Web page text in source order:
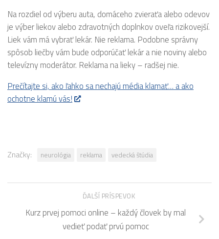
Na rozdiel od výberu auta, domáceho zvieraťa alebo odevov
je výber liekov alebo zdravotných doplnkov oveľa rizikovejší.
Liek vám má vybrať lekár. Nie reklama. Podobne správny
spôsob liečby vám bude odporúčať lekár a nie noviny alebo
televízny moderátor. Reklama na lieky – radšej nie.
Prečítajte si, ako ľahko sa nechajú média klamať… a ako
ochotne klamú vás!
Značky: neurológia reklama vedecká štúdia
ĎALŠÍ PRÍSPEVOK
Kurz prvej pomoci online – každý človek by mal
vedieť podať prvú pomoc